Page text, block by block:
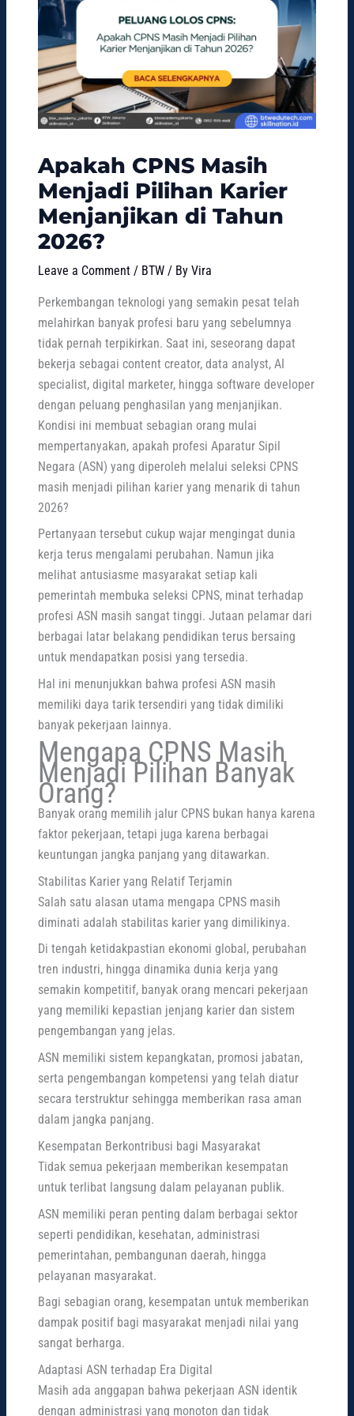
Apakah CPNS Masih
Menjadi Pilihan Karier
Menjanjikan di Tahun
2026?
Leave a Comment / BTW / ByVira
Perkembangan teknologi yang semakin pesat telah
melahirkan banyak profesi baru yang sebelumnya
tidak pernah terpikirkan. Saat ini, seseorang dapat
bekerja sebagai content creator, data analyst, AI
specialist, digital marketer, hingga software developer
dengan peluang penghasilan yang menjanjikan.
Kondisi ini membuat sebagian orang mulai
mempertanyakan, apakah profesi Aparatur Sipil
Negara (ASN) yang diperoleh melalui seleksi CPNS
masih menjadi pilihan karier yang menarik di tahun
2026?
Pertanyaan tersebut cukup wajar mengingat dunia
kerja terus mengalami perubahan. Namun jika
melihat antusiasme masyarakat setiap kali
pemerintah membuka seleksi CPNS, minat terhadap
profesi ASN masih sangat tinggi. Jutaan pelamar dari
berbagai latar belakang pendidikan terus bersaing
untuk mendapatkan posisi yang tersedia.
Hal ini menunjukkan bahwa profesi ASN masih
memiliki daya tarik tersendiri yang tidak dimiliki
banyak pekerjaan lainnya.
Mengapa CPNS Masih
Menjadi Pilihan Banyak
Orang?
Banyak orang memilih jalur CPNS bukan hanya karena
faktor pekerjaan, tetapi juga karena berbagai
keuntungan jangka panjang yang ditawarkan.
Stabilitas Karier yang Relatif Terjamin
Salah satu alasan utama mengapa CPNS masih
diminati adalah stabilitas karier yang dimilikinya.
Di tengah ketidakpastian ekonomi global, perubahan
tren industri, hingga dinamika dunia kerja yang
semakin kompetitif, banyak orang mencari pekerjaan
yang memiliki kepastian jenjang karier dan sistem
pengembangan yang jelas.
ASN memiliki sistem kepangkatan, promosi jabatan,
serta pengembangan kompetensi yang telah diatur
secara terstruktur sehingga memberikan rasa aman
dalam jangka panjang.
Kesempatan Berkontribusi bagi Masyarakat
Tidak semua pekerjaan memberikan kesempatan
untuk terlibat langsung dalam pelayanan publik.
ASN memiliki peran penting dalam berbagai sektor
seperti pendidikan, kesehatan, administrasi
pemerintahan, pembangunan daerah, hingga
pelayanan masyarakat.
Bagi sebagian orang, kesempatan untuk memberikan
dampak positif bagi masyarakat menjadi nilai yang
sangat berharga.
Adaptasi ASN terhadap Era Digital
Masih ada anggapan bahwa pekerjaan ASN identik
dengan administrasi yang monoton dan tidak